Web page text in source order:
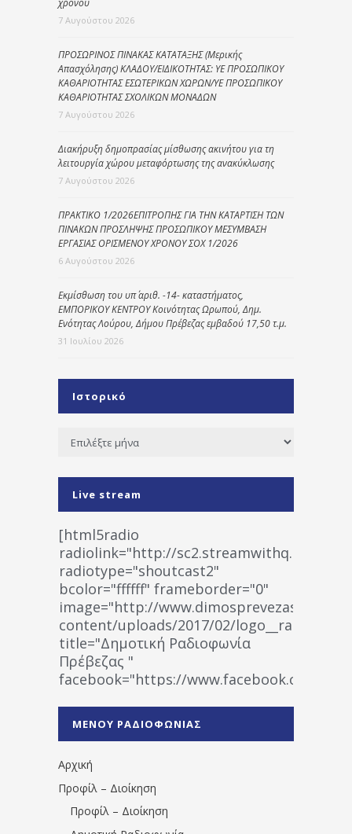
7 Αυγούστου 2026
ΠΡΟΣΩΡΙΝΟΣ ΠΙΝΑΚΑΣ ΚΑΤΑΤΑΞΗΣ (Μερικής
Απασχόλησης) ΚΛΑΔΟΥ/ΕΙΔΙΚΟΤΗΤΑΣ: ΥΕ ΠΡΟΣΩΠΙΚΟΥ
ΚΑΘΑΡΙΟΤΗΤΑΣ ΕΣΩΤΕΡΙΚΩΝ ΧΩΡΩΝ/ΥΕ ΠΡΟΣΩΠΙΚΟΥ
ΚΑΘΑΡΙΟΤΗΤΑΣ ΣΧΟΛΙΚΩΝ ΜΟΝΑΔΩΝ
7 Αυγούστου 2026
Διακήρυξη δημοπρασίας μίσθωσης ακινήτου για τη
λειτουργία χώρου μεταφόρτωσης της ανακύκλωσης
7 Αυγούστου 2026
ΠΡΑΚΤΙΚΟ 1/2026ΕΠΙΤΡΟΠΗΣ ΓΙΑ ΤΗΝ ΚΑΤΑΡΤΙΣΗ ΤΩΝ
ΠΙΝΑΚΩΝ ΠΡΟΣΛΗΨΗΣ ΠΡΟΣΩΠΙΚΟΥ ΜΕΣΥΜΒΑΣΗ
ΕΡΓΑΣΙΑΣ ΟΡΙΣΜΕΝΟΥ ΧΡΟΝΟΥ ΣΟΧ 1/2026
6 Αυγούστου 2026
Εκμίσθωση του υπ΄ αριθ. -14- καταστήματος,
ΕΜΠΟΡΙΚΟΥ ΚΕΝΤΡΟΥ Κοινότητας Ωρωπού, Δημ.
Ενότητας Λούρου, Δήμου Πρέβεζας εμβαδού 17,50 τ.μ.
31 Ιουλίου 2026
Ιστορικό
Ιστορικό
Live stream
[html5radio
radiolink="http://
radiotype="shoutcast2"
bcolor="ffffff" frameborder="0"
image="http://www.dimosprevezas.gr/wp-
content/uploads/2017/02/
title="Δημοτική Ραδιοφωνία
Πρέβεζας "
facebook="https://www.facebook.com/
1531194763766854/" artist="" ]
ΜΕΝΟΥ ΡΑΔΙΟΦΩΝΙΑΣ
Αρχική
Προφίλ – Διοίκηση
Προφίλ – Διοίκηση